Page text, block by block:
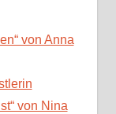
von Anna
von Nina